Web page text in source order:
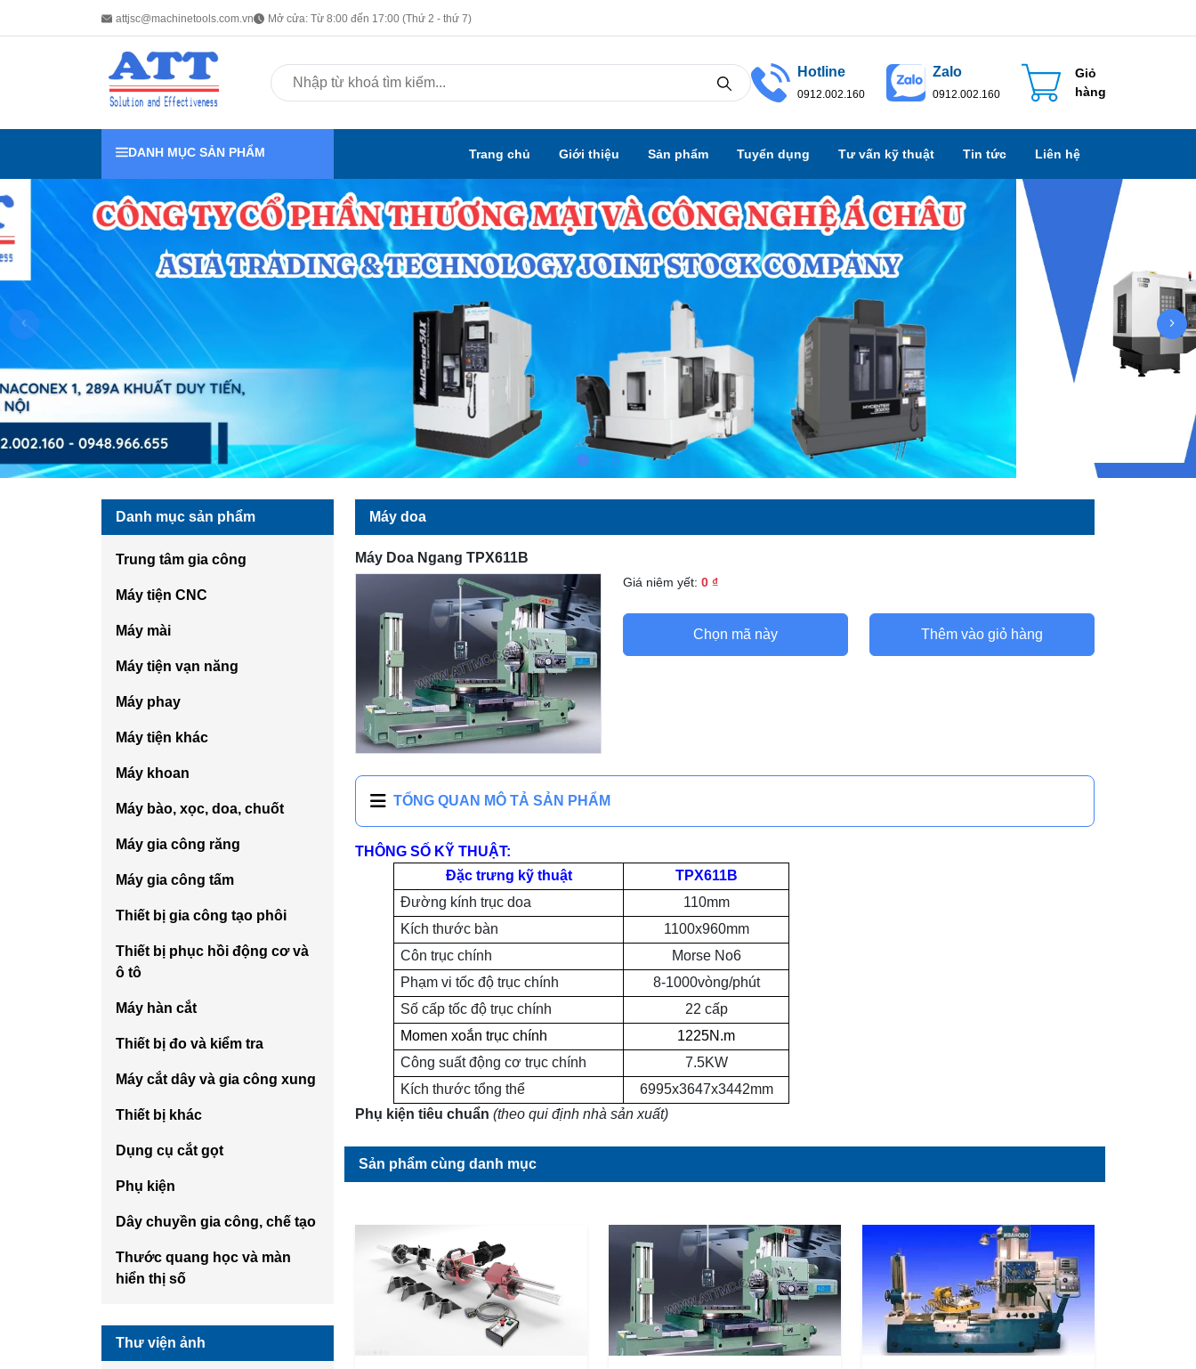
attjsc@machinetools.com.vn Mở cửa: Từ 8:00 đến 17:00 (Thứ 2 - thứ 7)
Hotline
0912.002.160
Zalo
0912.002.160
Giỏ
hàng
DANH MỤC SẢN PHẨM Trang chủ Giới thiệu Sản phẩm Tuyển dụng Tư vấn kỹ thuật Tin tức Liên hệ
Danh mục sản phẩm
Trung tâm gia công
Máy tiện CNC
Máy mài
Máy tiện vạn năng
Máy phay
Máy tiện khác
Máy khoan
Máy bào, xọc, doa, chuốt
Máy gia công răng
Máy gia công tấm
Thiết bị gia công tạo phôi
Thiết bị phục hồi động cơ và
ô tô
Máy hàn cắt
Thiết bị đo và kiểm tra
Máy cắt dây và gia công xung
Thiết bị khác
Dụng cụ cắt gọt
Phụ kiện
Dây chuyền gia công, chế tạo
Thước quang học và màn
hiển thị số
Thư viện ảnh
Máy doa
Máy Doa Ngang TPX611B
Giá niêm yết: 0 ₫
Chọn mã này Thêm vào giỏ hàng
TỔNG QUAN MÔ TẢ SẢN PHẨM
THÔNG SỐ KỸ THUẬT:
Đặc trưng kỹ thuật
TPX611B
Đường kính trục doa
110mm
Kích thước bàn
1100x960mm
Côn trục chính
Morse No6
Phạm vi tốc độ trục chính
8-1000vòng/phút
Số cấp tốc độ trục chính
22 cấp
Momen xoắn trục chính
1225N.m
Công suất động cơ trục chính
7.5KW
Kích thước tổng thể
6995x3647x3442mm
Phụ kiện tiêu chuẩn (theo qui định nhà sản xuất)
Sản phẩm cùng danh mục